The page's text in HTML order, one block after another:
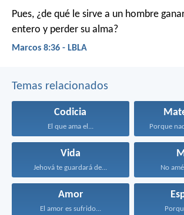
Pues, ¿de qué le sirve a un hombre
entero y perder su alma?
Marcos 8:36 - LBLA
Temas relacionados
Codicia
El que ama el...
Vida
Jehová te guardará de... No
Amor
El amor es sufrido...